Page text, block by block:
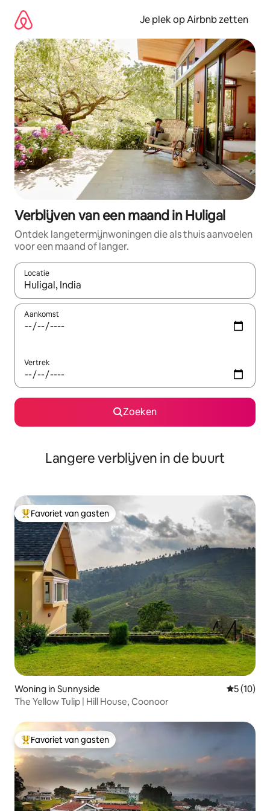
direct
naar
inhoud
Je plek op Airbnb zetten
Verblijven van een maand in Huligal
Ontdek langetermijnwoningen die als thuis aanvoelen
voor een maand of langer.
Locatie
Wanneer er resultaten beschikbaar zijn, maak je een keuze
Aankomst
Vertrek
Zoeken
Langere verblijven in de buurt
Topfavoriet van gasten
Favoriet van gasten
Woning in Sunnyside
5 (10)
The Yellow Tulip | Hill House, Coonoor
Topfavoriet van gasten
Favoriet van gasten